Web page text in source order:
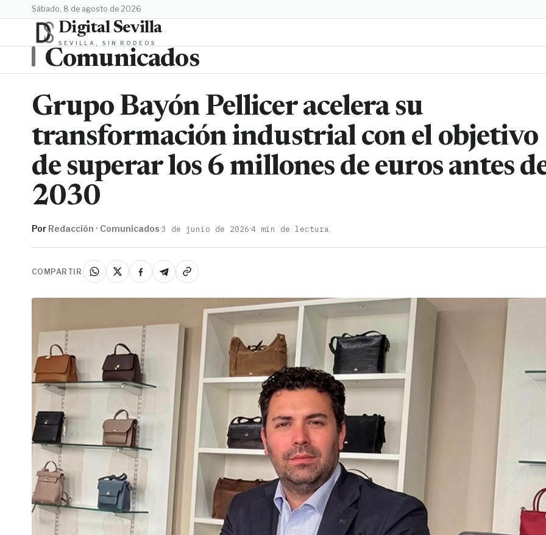
sábado, 8 de agosto de 2026
Digital Sevilla
SEVILLA, SIN RODEOS
Comunicados
Grupo Bayón Pellicer acelera su
transformación industrial con el objetivo
de superar los 6 millones de euros antes
2030
Por Redacción · Comunicados·3 de junio de 2026·4 min de lectura
COMPARTIR